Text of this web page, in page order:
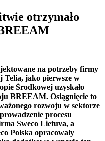
otrzymało
na potrzeby firmy
Telia, jako pierwsze w
Środkowej uzyskało
BREEAM. Osiągnięcie to
rozwoju w sektorze
procesu
Sweco Lietuva, a
Polska opracowały